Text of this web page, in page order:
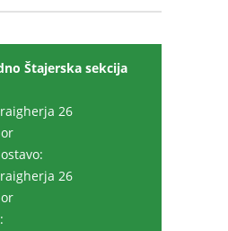
Štajerska sekcija
26
26